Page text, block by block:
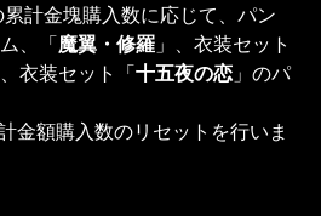
計金塊購入数に応じて、パン
、「魔翼・修羅 」、衣装セット
、衣装セット「十五夜の恋 」のパ
金額購入数のリセットを行いま